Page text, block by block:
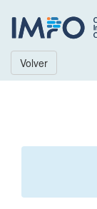
Volver